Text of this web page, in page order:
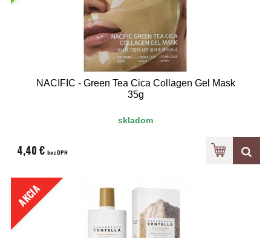
NACIFIC - Green Tea Cica Collagen Gel Mask
35g
skladom
4,40 € bez DPH
AKCIA